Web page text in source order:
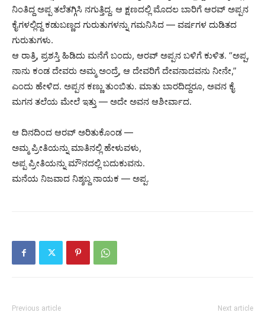
ನಿಂತಿದ್ದ ಅಪ್ಪ ತಲೆತಗ್ಗಿಸಿ ನಗುತ್ತಿದ್ದ. ಆ ಕ್ಷಣದಲ್ಲಿ ಮೊದಲ ಬಾರಿಗೆ ಆರವ್ ಅಪ್ಪನ
ಕೈಗಳಲ್ಲಿದ್ದ ಕಡುಬಣ್ಣದ ಗುರುತುಗಳನ್ನು ಗಮನಿಸಿದ — ವರ್ಷಗಳ ದುಡಿತದ
ಗುರುತುಗಳು.
ಆ ರಾತ್ರಿ, ಪ್ರಶಸ್ತಿ ಹಿಡಿದು ಮನೆಗೆ ಬಂದು, ಆರವ್ ಅಪ್ಪನ ಬಳಿಗೆ ಕುಳಿತ. “ಅಪ್ಪ,
ನಾನು ಕಂಡ ದೇವರು ಅಮ್ಮ ಅಂದ್ರೆ, ಆ ದೇವರಿಗೆ ದೇವನಾದವನು ನೀನೇ,”
ಎಂದು ಹೇಳಿದ. ಅಪ್ಪನ ಕಣ್ಣು ತುಂಬಿತು. ಮಾತು ಬಾರದಿದ್ದರೂ, ಅವನ ಕೈ
ಮಗನ ತಲೆಯ ಮೇಲೆ ಇತ್ತು — ಅದೇ ಅವನ ಆಶೀರ್ವಾದ.
ಆ ದಿನದಿಂದ ಆರವ್ ಅರಿತುಕೊಂಡ —
ಅಮ್ಮ ಪ್ರೀತಿಯನ್ನು ಮಾತಿನಲ್ಲಿ ಹೇಳುವಳು,
ಅಪ್ಪ ಪ್ರೀತಿಯನ್ನು ಮೌನದಲ್ಲಿ ಬದುಕುವನು.
ಮನೆಯ ನಿಜವಾದ ನಿಶ್ಶಬ್ದ ನಾಯಕ — ಅಪ್ಪ.
Previous article Next article